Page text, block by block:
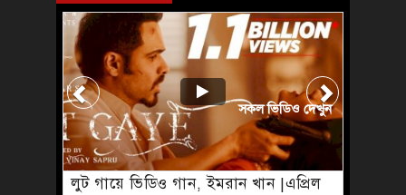
লুট গায়ে ভিডিও গান, ইমরান খান |এপ্রিল
সকল ভিডিও দেখুন